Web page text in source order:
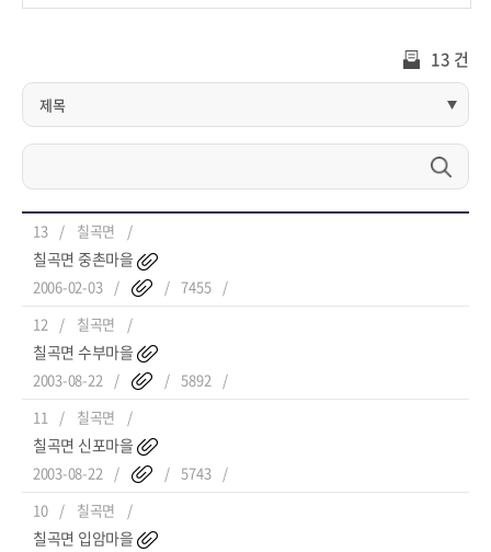
13 건
13 칠곡면
칠곡면 중촌마을
2006-02-03
7455
12
칠곡면
칠곡면 수부마을
2003-08-22
5892
11
칠곡면
칠곡면 신포마을
2003-08-22
5743
10
칠곡면
칠곡면 입암마을